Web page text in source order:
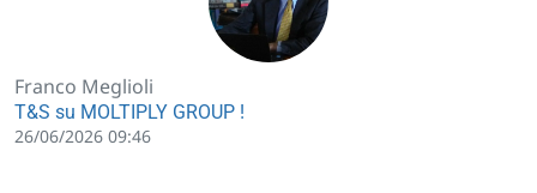
Franco Meglioli
T&S su MOLTIPLY GROUP !
26/06/2026 09:46